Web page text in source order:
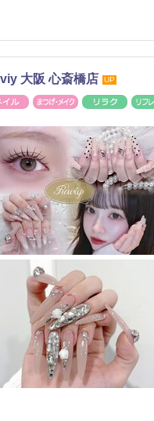
大阪 心斎橋店 UP
ネイル まつげ・メイク
リラ